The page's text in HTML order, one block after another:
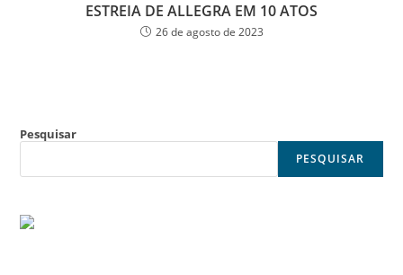
ESTREIA DE ALLEGRA EM 10 ATOS
26 de agosto de 2023
Pesquisar
PESQUISAR